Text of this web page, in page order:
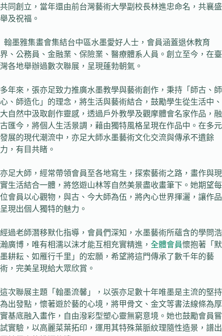
共同創立，當年還由前台灣藝術大學副校長林進忠命名，共襄盛
舉及祝福。
翰墨雅集畫會集結台中區水墨愛好人士，會員涵蓋退休教育
界、公務員、金融業、保險業、醫療體系人員。創立至今，在臺
灣各地舉辦過數次聯展，呈現蓬勃朝氣。
多年來，張亦足致力推廣水墨教學與藝術創作，秉持「師古、師
心、師造化」的理念，將生活與藝術結合，鼓勵學生從生活中、
大自然中汲取創作靈感，透過戶外教學及觀摩體會名家作品，融
古匯今，將個人生活景調，藉由獨特風格呈現在作品中。在多元
發展的現代潮流中，亦足大師水墨藝術文化交流與傳承不遺餘
力，有目共睹。
亦足大師，經常帶領會員至各地寫生，探索藝術之路，畫作與現
實生活結合一體，將悠遊山林等自然美景盡收畫筆下。她期望每
位會員以心觀物，與古、今大師為伍，將內心世界揮灑，讓作品
呈現出個人獨特的魅力。
經過老師潛移默化指導，會員們深知，水墨藝術所蘊含的學問浩
瀚廣博，唯有相濡以沫才能互相充實精進， 全體會員懷抱著「默
墨耕耘、如雁行千里」的宏願，希望將這門傳承了數千年的藝
術，完美呈現給大眾欣賞。
這次聯展主題「翰墨流馨」，以張亦足數十年唯墨是主流的堅持
為出發點，懷著遊於藝的心境，將甲骨文、金文等書法線條為厚
實基底融入畫作，自由潑彩型塑心靈無窮意境。她也鼓勵會員嘗
試實驗，以高麗菜葉拓印，運用其特殊葉脈紋理隨性造景，譜出